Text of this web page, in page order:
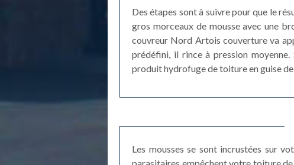
Des étapes sont à suivre pour que le
gros morceaux de mousse avec une
couvreur Nord Artois couverture va
prédéfini, il rince à pression
produit hydrofuge de toiture en guise
Les mousses se sont incrustées sur